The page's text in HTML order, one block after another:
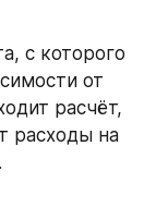
с которого
от
расчёт,
расходы на